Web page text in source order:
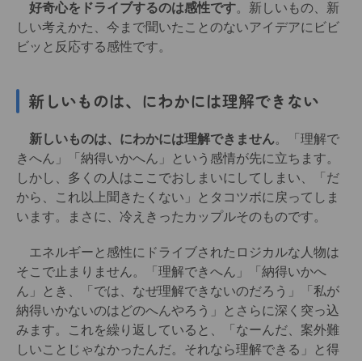
好奇心をドライブするのは感性です。新しいもの、新
しい考えかた、今まで聞いたことのないアイデアにビビ
ビッと反応する感性です。
新しいものは、にわかには理解でき ない
新しいものは、にわかには理解できません。「理解で
きへん」「納得いかへん」という感情が先に立ちます。
しかし、多くの人はここでおしまいにしてしまい、「だ
から、これ以上聞きたくない」とタコツボに戻ってしま
います。まさに、冷えきったカップルそのものです。
エネルギーと感性にドライブされたロジカルな人物は
そこで止まりません。「理解できへん」「納得いかへ
ん」とき、「では、なぜ理解できないのだろう」「私が
納得いかないのはどのへんやろう」とさらに深く突っ込
みます。これを繰り返していると、「なーんだ、案外難
しいことじゃなかったんだ。それなら理解できる」と得